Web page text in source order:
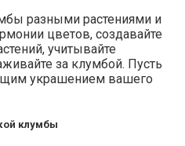
разными растениями и
цветов, создавайте
учитывайте
за клумбой. Пусть
украшением вашего
клумбы